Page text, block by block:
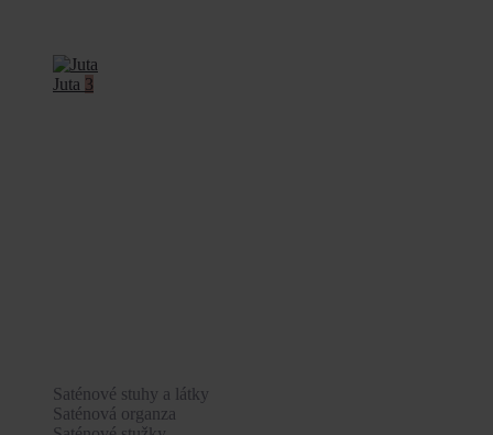
Juta 3
Saténové stuhy a látky
Saténová organza